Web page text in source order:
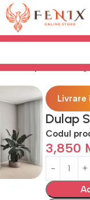
Module perete living
Livrare
Dulap
Codul
3,850